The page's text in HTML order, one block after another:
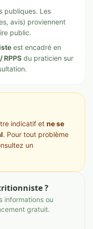
publiques. Les
avis) proviennent
public.
est encadré en
RPPS du praticien sur
indicatif et ne se
. Pour tout problème
un
?
informations ou
gratuit.